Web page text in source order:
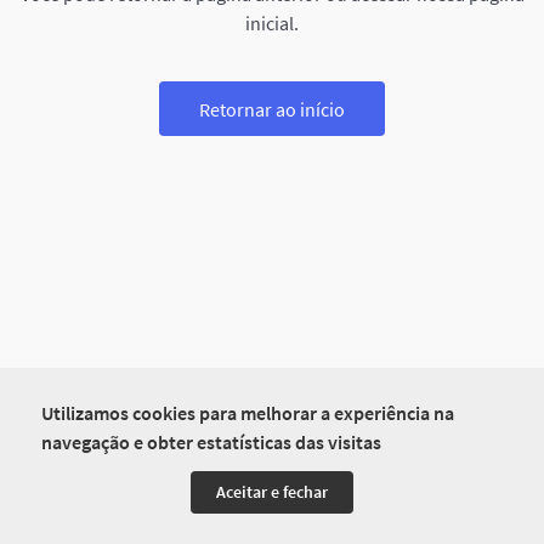
Utilizamos cookies para melhorar a experiência na
navegação e obter estatísticas das visitas
Aceitar e fechar
inicial.
Retornar ao início